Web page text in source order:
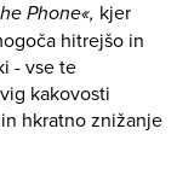
Phone«, kjer
hitrejšo in
- vse te
kakovosti
hkratno znižanje